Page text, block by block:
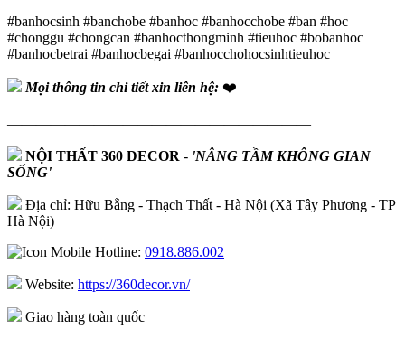
#banhocsinh #banchobe #banhoc #banhocchobe #ban #hoc
#chonggu #chongcan #banhocthongminh #tieuhoc #bobanhoc
#banhocbetrai #banhocbegai #banhocchohocsinhtieuhoc
Mọi thông tin chi tiết xin liên hệ: ❤️
—————————————————————
NỘI THẤT 360 DECOR - 'NÂNG TẦM KHÔNG GIAN
SỐNG'
Địa chỉ: Hữu Bằng - Thạch Thất - Hà Nội (Xã Tây Phương - TP
Hà Nội)
Hotline: 0918.886.002
Website: https://360decor.vn/
Giao hàng toàn quốc